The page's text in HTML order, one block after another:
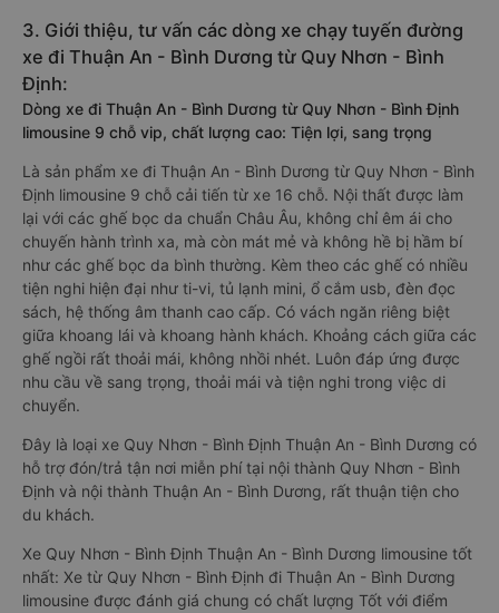
3. Giới thiệu, tư vấn các dòng xe chạy tuyến đường
xe đi Thuận An - Bình Dương từ Quy Nhơn - Bình
Định:
Dòng xe đi Thuận An - Bình Dương từ Quy Nhơn - Bình Định
limousine 9 chỗ vip, chất lượng cao: Tiện lợi, sang trọng
Là sản phẩm xe đi Thuận An - Bình Dương từ Quy Nhơn - Bình
Định limousine 9 chỗ cải tiến từ xe 16 chỗ. Nội thất được làm
lại với các ghế bọc da chuẩn Châu Âu, không chỉ êm ái cho
chuyến hành trình xa, mà còn mát mẻ và không hề bị hầm bí
như các ghế bọc da bình thường. Kèm theo các ghế có nhiều
tiện nghi hiện đại như ti-vi, tủ lạnh mini, ổ cắm usb, đèn đọc
sách, hệ thống âm thanh cao cấp. Có vách ngăn riêng biệt
giữa khoang lái và khoang hành khách. Khoảng cách giữa các
ghế ngồi rất thoải mái, không nhồi nhét. Luôn đáp ứng được
nhu cầu về sang trọng, thoải mái và tiện nghi trong việc di
chuyển.
Đây là loại xe Quy Nhơn - Bình Định Thuận An - Bình Dương có
hỗ trợ đón/trả tận nơi miễn phí tại nội thành Quy Nhơn - Bình
Định và nội thành Thuận An - Bình Dương, rất thuận tiện cho
du khách.
Xe Quy Nhơn - Bình Định Thuận An - Bình Dương limousine tốt
nhất: Xe từ Quy Nhơn - Bình Định đi Thuận An - Bình Dương
limousine được đánh giá chung có chất lượng Tốt với điểm